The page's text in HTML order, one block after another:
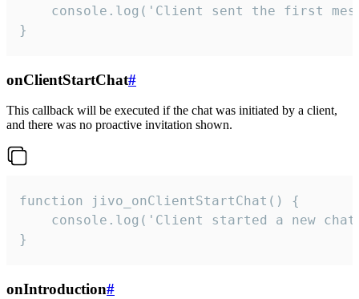
console.log('Client sent the first
}
onClientStartChat#
This callback will be executed if the chat was initiated by a client,
and there was no proactive invitation shown.
function jivo_onClientStartChat() {
console.log('Client started a new
}
onIntroduction#